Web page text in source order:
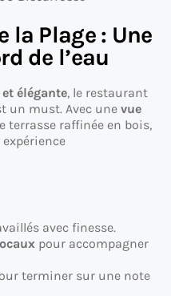
la Plage : Une
de l’eau
élégante, le restaurant
un must. Avec une vue
terrasse raffinée en bois,
avec finesse.
pour accompagner
terminer sur une note